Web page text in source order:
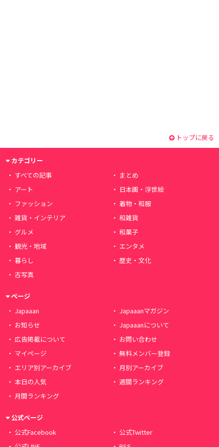
トップに戻る
カテゴリー
すべての記事
まとめ
アート
日本画・浮世絵
ファッション
着物・和服
雑貨・インテリア
和雑貨
グルメ
和菓子
観光・地域
エンタメ
暮らし
歴史・文化
古写真
ページ
Japaaan
Japaaanマガジン
お知らせ
Japaaanについて
広告掲載について
お問い合わせ
マイページ
無料メンバー登録
エリア別アーカイブ
月別アーカイブ
本日の人気
週間ランキング
月間ランキング
公式ページ
公式Facebook
公式Twitter